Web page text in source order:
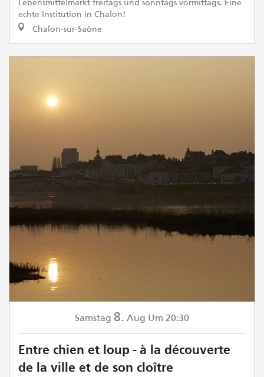
Lebensmittelmarkt freitags und sonntags vormittags. Eine
echte Institution in Chalon!
Chalon-sur-Saône
Samstag 8. Aug Um 20:30
Entre chien et loup - à la découverte
de la ville et de son cloître